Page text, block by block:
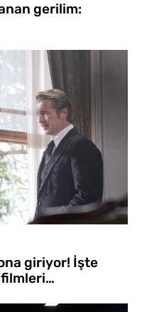
gerilim:
giriyor! İşte
filmleri…